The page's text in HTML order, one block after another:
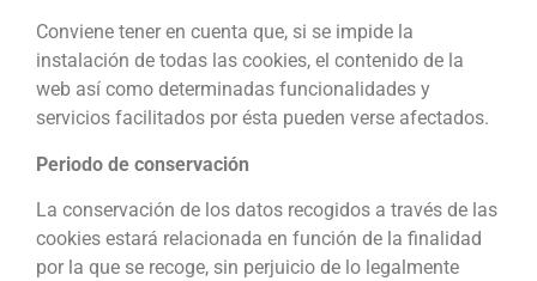
Conviene tener en cuenta que, si se impide la
instalación de todas las cookies, el contenido de la
web así como determinadas funcionalidades y
servicios facilitados por ésta pueden verse afectados.
Periodo de conservación
La conservación de los datos recogidos a través de las
cookies estará relacionada en función de la finalidad
por la que se recoge, sin perjuicio de lo legalmente